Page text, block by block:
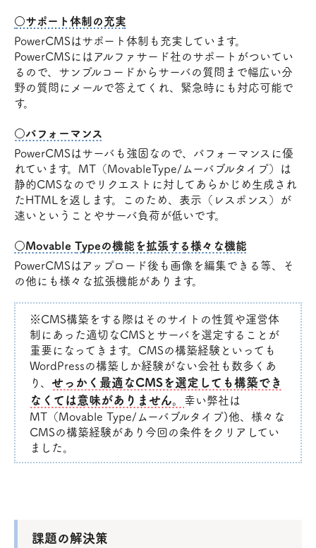
○サポート体制の充実
PowerCMSはサポート体制も充実しています。
PowerCMSにはアルファサード社のサポートがついてい
るので、サンプルコードからサーバの質問まで幅広い分
野の質問にメールで答えてくれ、緊急時にも対応可能で
す。
○パフォーマンス
PowerCMSはサーバも強固なので、パフォーマンスに優
れています。MT（MovableType/ムーバブルタイプ）は
静的CMSなのでリクエストに対してあらかじめ生成され
たHTMLを返します。このため、表示（レスポンス）が
速いということやサーバ負荷が低いです。
○Movable Typeの機能を拡張する様々な機能
PowerCMSはアップロード後も画像を編集できる等、そ
の他にも様々な拡張機能があります。
※CMS構築をする際はそのサイトの性質や運営体
制にあった適切なCMSとサーバを選定することが
重要になってきます。CMSの構築経験といっても
WordPressの構築しか経験がない会社も数多くあ
り、 せっかく最適なCMSを選定しても構築でき
なくては意味がありません。 幸い弊社は
MT（Movable Type/ムーバブルタイプ)他、様々な
CMSの構築経験があり今回の条件をクリアしてい
ました。
課題の解決策